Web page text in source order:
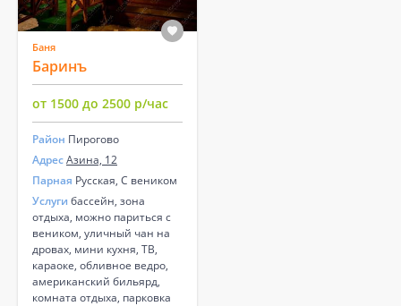
Баня
Баринъ
от 1500 до 2500 р/час
Район Пирогово
АдресАзина, 12
Парная Русская, С веником
Услуги бассейн, зона
отдыха, можно париться с
веником, уличный чан на
дровах, мини кухня, ТВ,
караоке, обливное ведро,
американский бильярд,
комната отдыха, парковка